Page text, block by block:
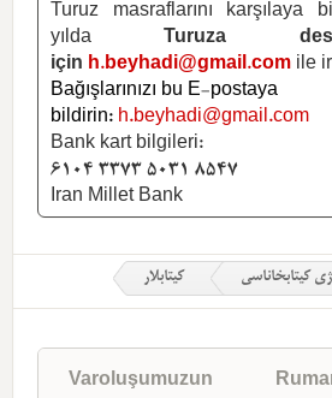
Turuz masraflarını karşılaya
yılda
Turuza
için h.beyhadi@gmail.com ile
Bağışlarınızı bu E-postaya
bildirin: h.beyhadi@gmail.com
Bank kart bilgileri:
6104 3373 5031 8547
Iran Millet Bank
کیتابخاناسی کیتابلار
Varoluşumuzun